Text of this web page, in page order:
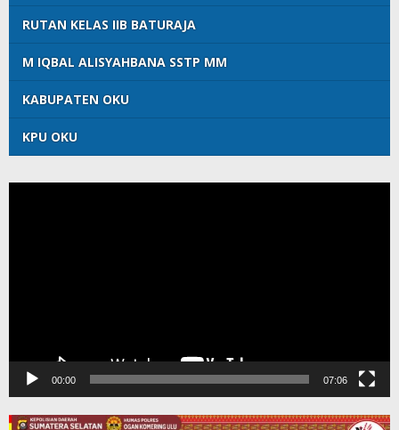
RUTAN KELAS IIB BATURAJA
M IQBAL ALISYAHBANA SSTP MM
KABUPATEN OKU
KPU OKU
00:00 07:06